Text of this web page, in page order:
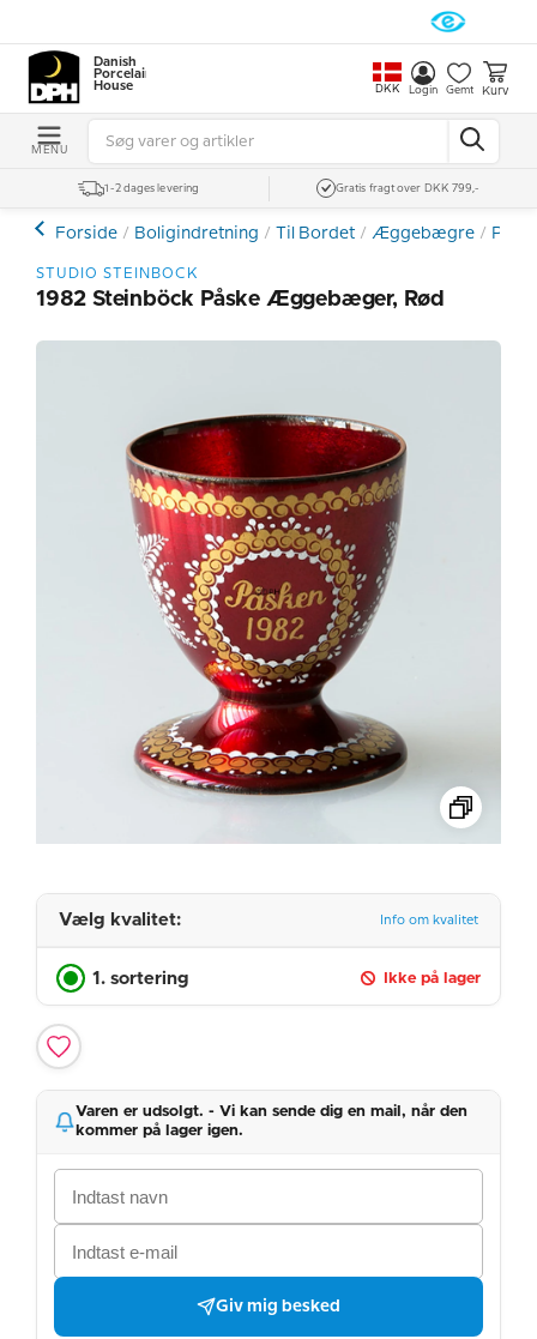
Danish
Porcelain
House
DKK Login Gemt Kurv
MENU
1-2 dages levering Gratis fragt over DKK 799,-
Forside Boligindretning Til Bordet Æggebægre
STUDIO STEINBOCK
1982 Steinböck Påske Æggebæger, Rød
Vælg kvalitet: Info om kvalitet
1. sortering Ikke på lager
Varen er udsolgt. - Vi kan sende dig en mail, når den
kommer på lager igen.
Giv mig besked